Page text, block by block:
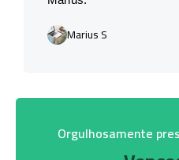
Marius S
Orgulhosamente